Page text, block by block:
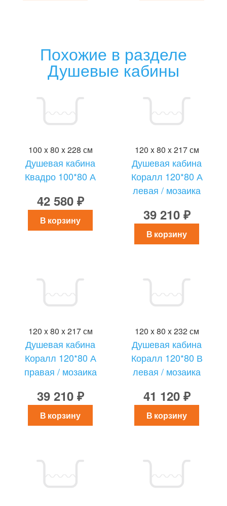
Похожие в разделе
Душевые кабины
100 x 80 x 228 см
Душевая кабина
Квадро 100*80 А
42 580 ₽
В корзину
120 x 80 x 217 см
Душевая кабина
Коралл 120*80 А
левая / мозаика
39 210 ₽
В корзину
120 x 80 x 217 см
Душевая кабина
Коралл 120*80 А
правая / мозаика
39 210 ₽
В корзину
120 x 80 x 232 см
Душевая кабина
Коралл 120*80 В
левая / мозаика
41 120 ₽
В корзину